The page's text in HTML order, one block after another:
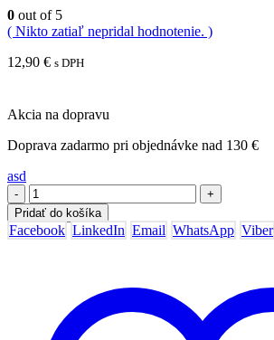
0 out of 5
( Nikto zatiaľ nepridal hodnotenie. )
12,90 € s DPH
Akcia na dopravu
Doprava zadarmo pri objednávke nad 130 €
asd
-
+
Pridať do košíka
Facebook LinkedIn Email WhatsApp Viber